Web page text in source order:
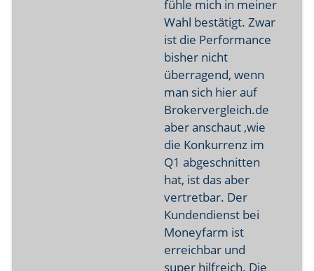
fühle mich in meiner
Wahl bestätigt. Zwar
ist die Performance
bisher nicht
überragend, wenn
man sich hier auf
Brokervergleich.de
aber anschaut ,wie
die Konkurrenz im
Q1 abgeschnitten
hat, ist das aber
vertretbar. Der
Kundendienst bei
Moneyfarm ist
erreichbar und
super hilfreich. Die